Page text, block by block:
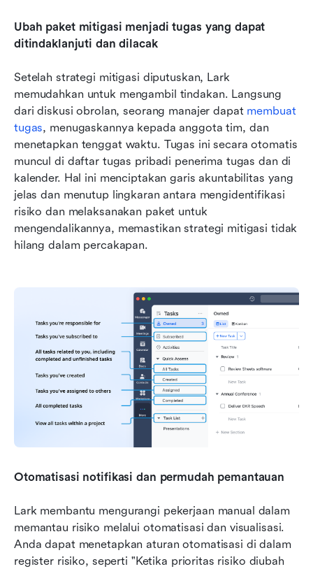
Ubah paket mitigasi menjadi tugas yang dapat
ditindaklanjuti dan dilacak
Setelah strategi mitigasi diputuskan, Lark
memudahkan untuk mengambil tindakan. Langsung
dari diskusi obrolan, seorang manajer dapat membuat
tugas, menugaskannya kepada anggota tim, dan
menetapkan tenggat waktu. Tugas ini secara otomatis
muncul di daftar tugas pribadi penerima tugas dan di
kalender. Hal ini menciptakan garis akuntabilitas yang
jelas dan menutup lingkaran antara mengidentifikasi
risiko dan melaksanakan paket untuk
mengendalikannya, memastikan strategi mitigasi tidak
hilang dalam percakapan.
Otomatisasi notifikasi dan permudah pemantauan
Lark membantu mengurangi pekerjaan manual dalam
memantau risiko melalui otomatisasi dan visualisasi.
Anda dapat menetapkan aturan otomatisasi di dalam
register risiko, seperti "Ketika prioritas risiko diubah